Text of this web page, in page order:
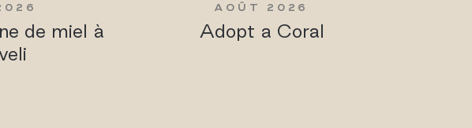
de miel à
AOÛT 2026
Adopt a Coral